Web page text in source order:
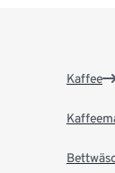
Kaffee